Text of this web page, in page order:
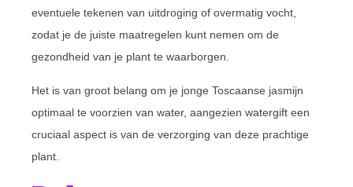
eventuele tekenen van uitdroging of overmatig vocht,
zodat je de juiste maatregelen kunt nemen om de
gezondheid van je plant te waarborgen.
Het is van groot belang om je jonge Toscaanse jasmijn
optimaal te voorzien van water, aangezien watergift een
cruciaal aspect is van de verzorging van deze prachtige
plant.